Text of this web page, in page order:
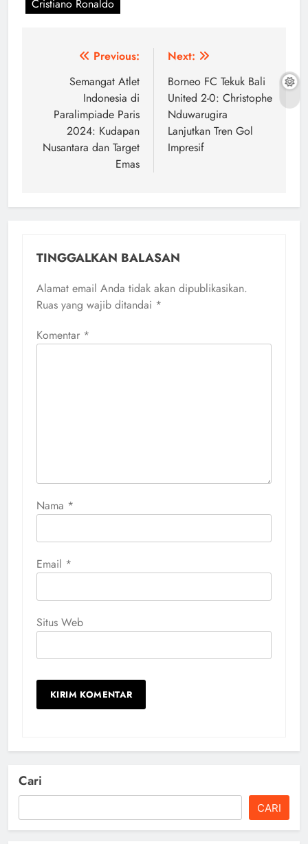
Cristiano Ronaldo
NavigasiPrevious:
Semangat Atlet
Indonesia di
Paralimpiade Paris
2024: Kudapan
Nusantara dan Target
Emas
Next:
Borneo FC Tekuk Bali
United 2-0: Christophe
Nduwarugira
Lanjutkan Tren Gol
Impresif
TINGGALKAN BALASAN
Alamat email Anda tidak akan dipublikasikan.
Ruas yang wajib ditandai *
Komentar *
Nama *
Email *
Situs Web
Cari
CARI